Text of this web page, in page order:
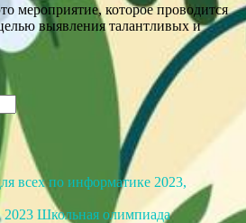
мероприятие, которое проводится
выявления талантливых и
всех по информатике 2023,
Школьная олимпиада